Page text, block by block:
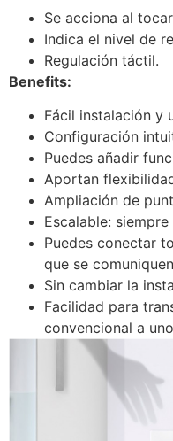
Se acciona al
Indica el nivel de
Regulación táctil.
Benefits:
Fácil instalación y
Configuración
Puedes añadir
Aportan
Ampliación de
Escalable:
Puedes conectar
que se
Sin cambiar la
Facilidad para
convencional a